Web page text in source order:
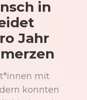
in
Jahr
mit
konnten